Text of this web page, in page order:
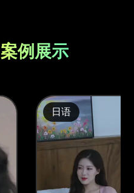
案例展示
日语